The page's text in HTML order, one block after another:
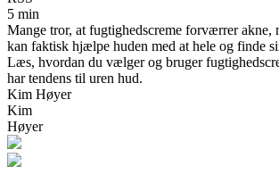
5 min
Mange tror, at fugtighedscreme forværrer akne,
kan faktisk hjælpe huden med at hele og finde
Læs, hvordan du vælger og bruger
har tendens til uren hud.
Kim Høyer
Kim
Høyer